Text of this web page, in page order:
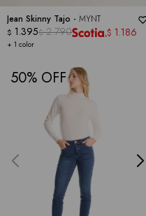
Jean Skinny Tajo - MYNT
+ 1 color
$ 1.395$ 2.790 $ 1.186
50